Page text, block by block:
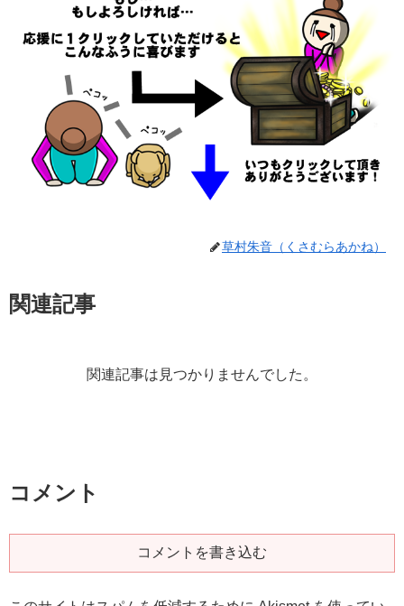
草村朱音（くさむらあかね）
関連記事
関連記事は見つかりませんでした。
コメント
コメントを書き込む